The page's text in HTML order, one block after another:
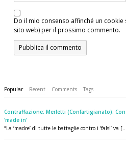
Do il mio consenso affinché un
sito web) per il prossimo commento.
Popular Recent Comments Tags
Contraffazione: Merletti (Confartigianato):
'made in'
“La ‘madre’ di tutte le battaglie contro i ‘falsi’ va